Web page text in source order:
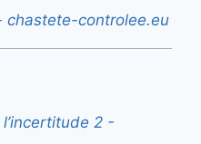
chastete-controlee.eu
2 -